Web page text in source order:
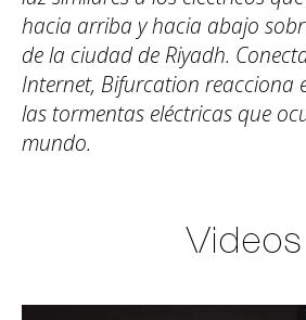
hacia arriba y hacia abajo
de la ciudad de Riyadh.
Internet, Bifurcation reacciona
las tormentas eléctricas que
mundo.
Videos